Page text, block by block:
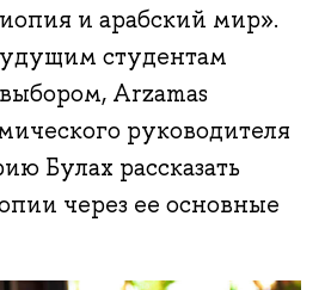
и арабский мир».
студентам
Arzamas
руководителя
Булах рассказать
через ее основные